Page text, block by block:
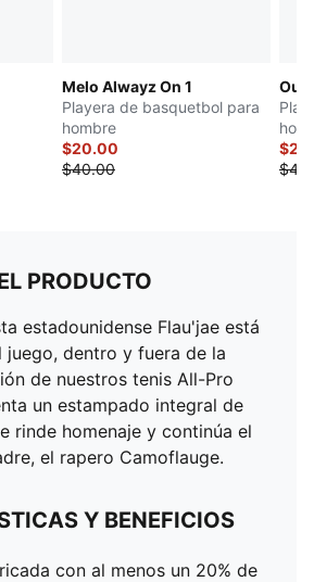
Melo Alwayz On 1
Playera de basquetbol para
hombre
$20.00
$40.00
Out
PRODUCTO
estadounidense Flau'jae está
juego, dentro y fuera de la
de nuestros tenis All-Pro
un estampado integral de
rinde homenaje y continúa el
el rapero Camoflauge.
Y BENEFICIOS
con al menos un 20% de